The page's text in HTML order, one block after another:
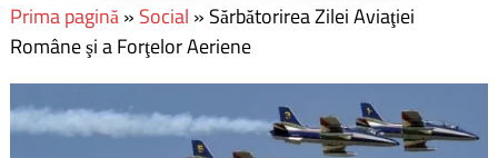
Prima pagină» Social » Sărbătorirea Zilei Aviaţiei
Române şi a Forţelor Aeriene